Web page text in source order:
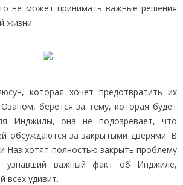
не может принимать важные решения
жизни.
которая хочет предотвратить их
берется за тему, которая будет
Инджилы, она не подозревает, что
обсуждаются за закрытыми дверями. В
Наз хотят полностью закрыть проблему
узнавший важный факт об Инджиле,
всех удивит.